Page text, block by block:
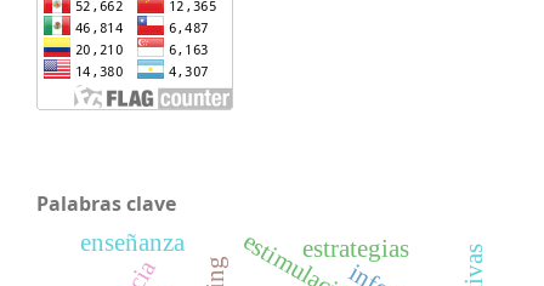
Palabras clave
estrategias
enseñanza